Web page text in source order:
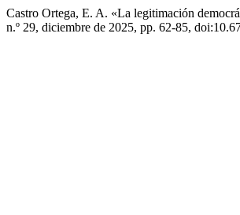
Castro Ortega, E. A. «La legitimación
n.º 29, diciembre de 2025, pp. 62-85,